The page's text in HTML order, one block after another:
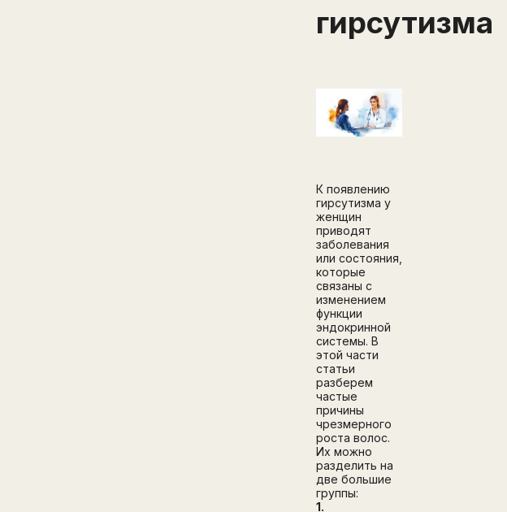
гирсутизма
К появлению
гирсутизма у
женщин
приводят
заболевания
или состояния,
которые
связаны с
изменением
функции
эндокринной
системы. В
этой части
статьи
разберем
частые
причины
чрезмерного
роста волос.
Их можно
разделить на
две большие
группы:
1.